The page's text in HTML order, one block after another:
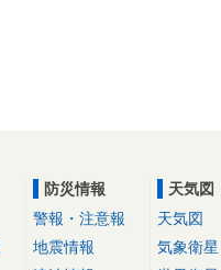
防災情報
警報・注意報
地震情報
天気図
天気図
気象衛星